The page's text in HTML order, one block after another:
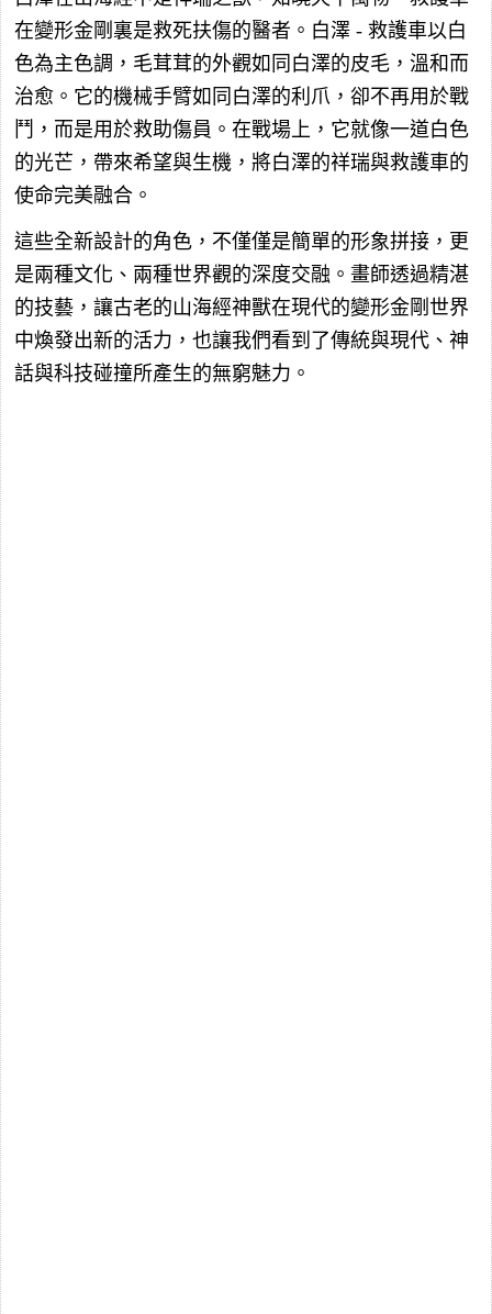
在變形金剛裏是救死扶傷的醫者。白澤 - 救護車以白
色為主色調，毛茸茸的外觀如同白澤的皮毛，溫和而
治愈。它的機械手臂如同白澤的利爪，卻不再用於戰
鬥，而是用於救助傷員。在戰場上，它就像一道白色
的光芒，帶來希望與生機，將白澤的祥瑞與救護車的
使命完美融合。
這些全新設計的角色，不僅僅是簡單的形象拼接，更
是兩種文化、兩種世界觀的深度交融。畫師透過精湛
的技藝，讓古老的山海經神獸在現代的變形金剛世界
中煥發出新的活力，也讓我們看到了傳統與現代、神
話與科技碰撞所產生的無窮魅力。